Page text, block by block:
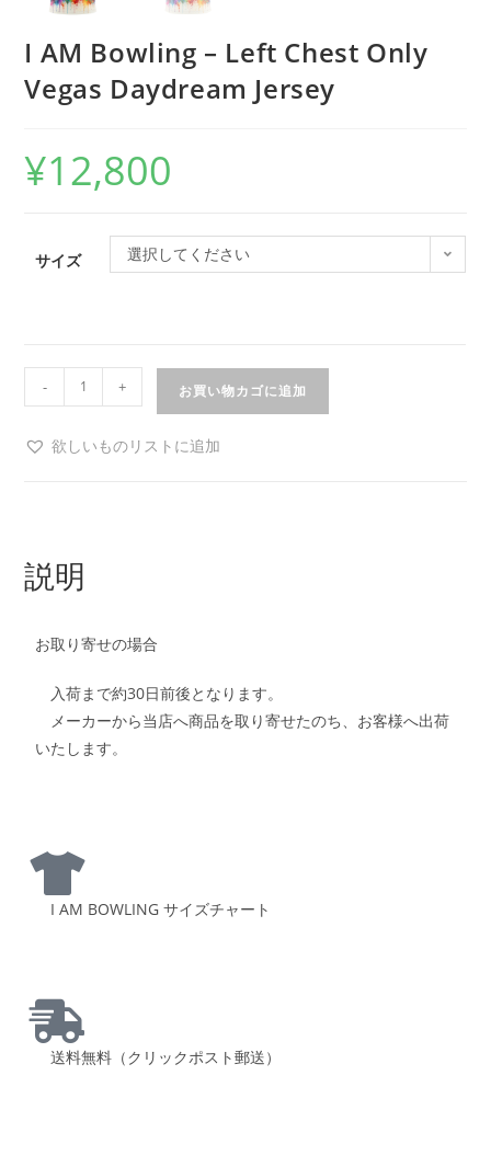
I AM Bowling – Left Chest Only
Vegas Daydream Jersey
¥12,800
サイズ 選択してください
- + お買い物カゴに追加
欲しいものリストに追加
説明
お取り寄せの場合
入荷まで約30日前後となります。
メーカーから当店へ商品を取り寄せたのち、お客様へ出荷
いたします。
I AM BOWLING サイズチャート
送料無料（クリックポスト郵送）